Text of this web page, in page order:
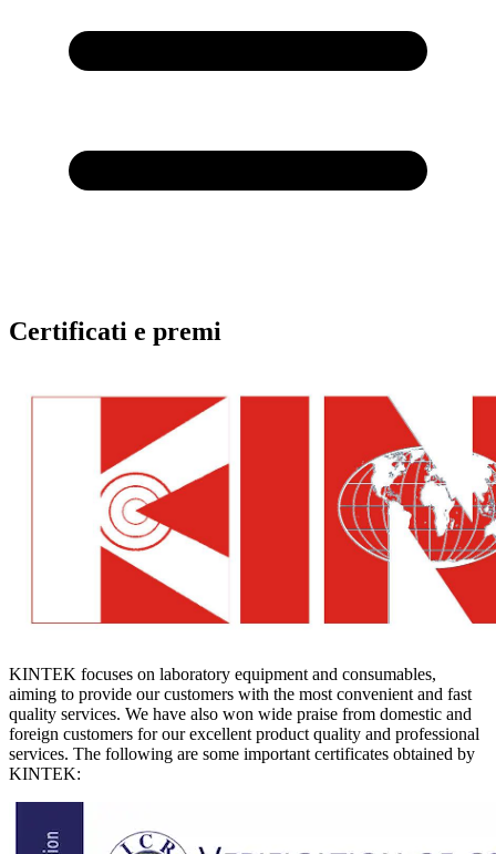
Certificati e premi
KINTEK focuses on laboratory equipment and consumables,
aiming to provide our customers with the most convenient and fast
quality services. We have also won wide praise from domestic and
foreign customers for our excellent product quality and professional
services. The following are some important certificates obtained by
KINTEK: